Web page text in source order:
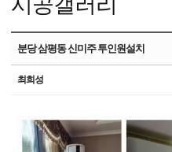
분당 삼평동 신미주 투인원설치
최희성